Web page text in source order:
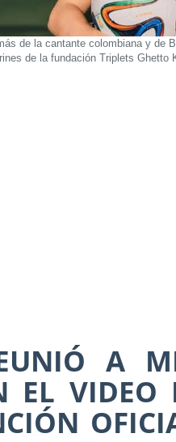
de la cantante colombiana y de
de la fundación Triplets Ghetto
A
EL VIDEO